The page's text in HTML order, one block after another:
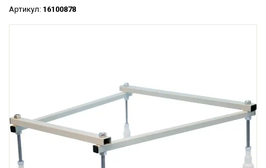
Артикул: 16100878